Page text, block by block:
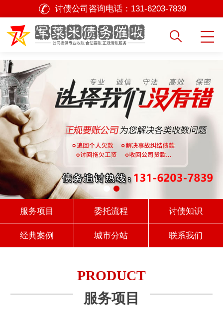
讨债公司咨询电话： 131-6203-7839
服务项目 委托流程 讨债知识
经典案例 城市分站 联系我们
PRODUCT
服务项目